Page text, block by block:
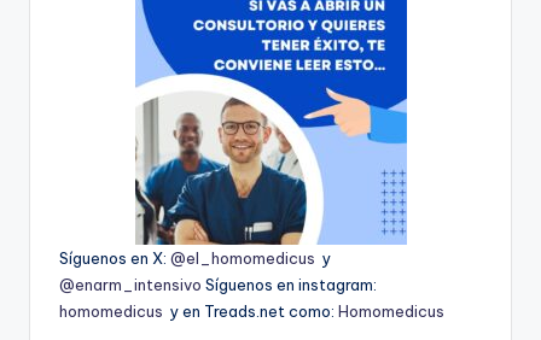
Síguenos en X: @el_homomedicus y
@enarm_intensivo Síguenos en instagram:
homomedicus y en Treads.net como: Homomedicus